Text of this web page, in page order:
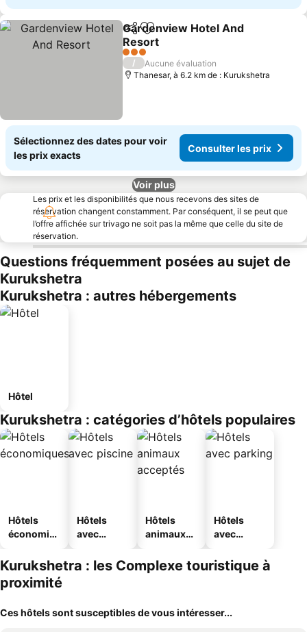
PartagerAjouter à mes favoris
Gardenview Hotel And
Resort
Consulter les prix
3 Étoiles
/
Aucune évaluation
Thanesar, à 6.2 km de : Kurukshetra
Sélectionnez des dates pour voir
les prix exacts
Consulter les prix
Voir plus
Les prix et les disponibilités que nous recevons des sites de
réservation changent constamment. Par conséquent, il se peut que
l’offre affichée sur trivago ne soit pas la même que celle du site de
réservation.
Questions fréquemment posées au sujet de
Kurukshetra
Kurukshetra : autres hébergements
Hôtel
Kurukshetra : catégories d’hôtels populaires
Hôtels
économiq
Hôtels
avec
Hôtels
animaux
Hôtels
avec
Kurukshetra : les Complexe touristique à
proximité
Ces hôtels sont susceptibles de vous intéresser...